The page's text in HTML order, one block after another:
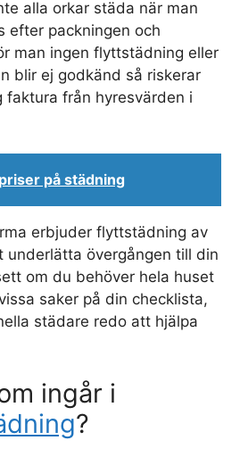
alla orkar städa när man
efter packningen och
man ingen flyttstädning eller
blir ej godkänd så riskerar
faktura från hyresvärden i
på städning
erbjuder flyttstädning av
underlätta övergången till din
om du behöver hela huset
saker på din checklista,
städare redo att hjälpa
ingår i
?